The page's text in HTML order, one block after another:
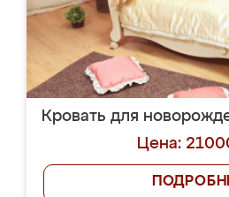
Кровать для
Цена: